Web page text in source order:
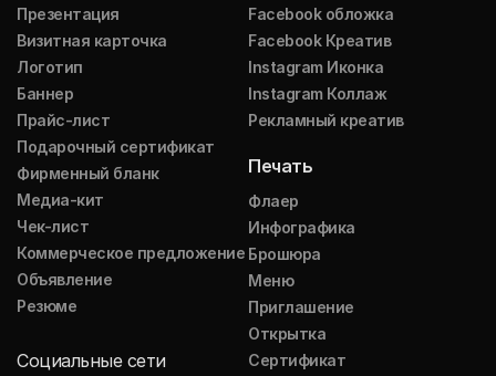
Презентация
Визитная карточка
Логотип
Баннер
Прайс-лист
Подарочный сертификат
Фирменный бланк
Медиа-кит
Чек-лист
Коммерческое предложение
Объявление
Резюме
Социальные сети
Facebook обложка
Facebook Креатив
Instagram Иконка
Instagram Коллаж
Рекламный креатив
Печать
Флаер
Инфографика
Брошюра
Меню
Приглашение
Открытка
Сертификат